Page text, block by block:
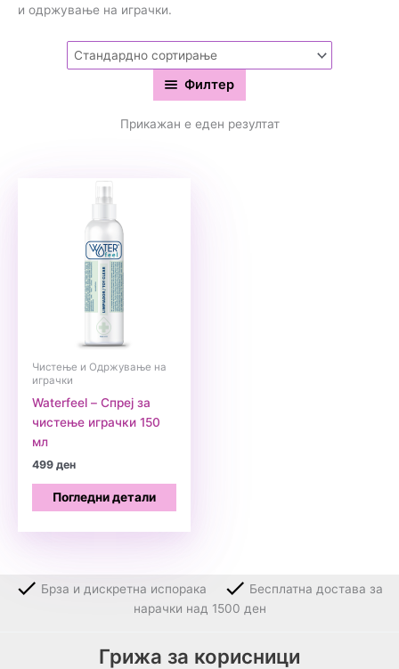
и одржување на играчки.
Филтер
Прикажан е еден резултат
Чистење и Одржување на
играчки
Waterfeel – Спреј за
чистење играчки 150
мл
499ден
Погледни детали
Брза и дискретна испорака
Бесплатна достава за
нарачки над 1500 ден
Грижа за корисници